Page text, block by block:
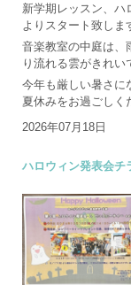
新学期レッスン、ハ
よりスタート致しま
音楽教室の中庭は、
り流れる雲がきれい
今年も厳しい暑さに
夏休みをお過ごしく
2026年07月18日
ハロウィン発表会チ